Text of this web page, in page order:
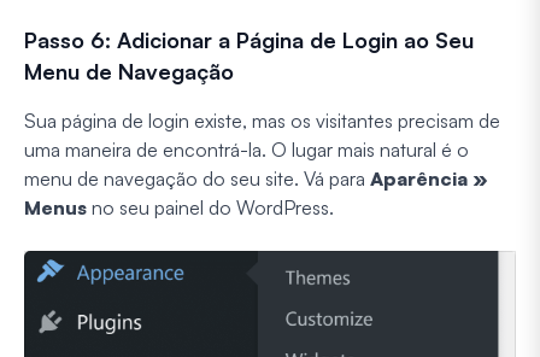
Passo 6: Adicionar a Página de Login ao Seu
Menu de Navegação
Sua página de login existe, mas os visitantes precisam de
uma maneira de encontrá-la. O lugar mais natural é o
menu de navegação do seu site. Vá para Aparência »
Menus no seu painel do WordPress.